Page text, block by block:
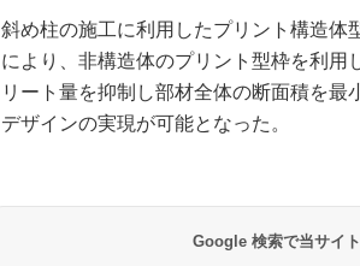
斜め柱の施工に利用したプリント構造
により、非構造体のプリント型枠を利用
リート量を抑制し部材全体の断面積を
デザインの実現が可能となった。
Google 検索で当サイ